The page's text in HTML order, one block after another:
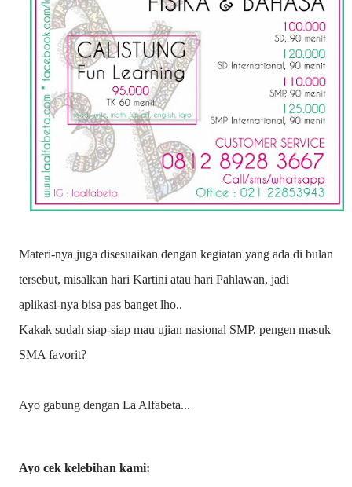
Materi-nya juga disesuaikan dengan kegiatan yang ada di bulan
tersebut, misalkan hari Kartini atau hari Pahlawan, jadi
aplikasi-nya bisa pas banget lho..
Kakak sudah siap-siap mau ujian nasional SMP, pengen masuk
SMA favorit?
Ayo gabung dengan La Alfabeta...
Ayo cek kelebihan kami: